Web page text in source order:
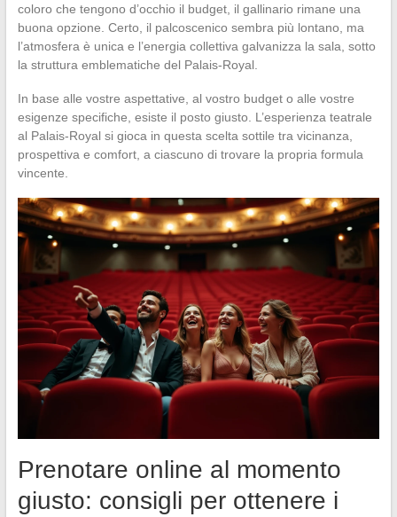
coloro che tengono d’occhio il budget, il gallinario rimane una
buona opzione. Certo, il palcoscenico sembra più lontano, ma
l’atmosfera è unica e l’energia collettiva galvanizza la sala, sotto
la struttura emblematiche del Palais-Royal.
In base alle vostre aspettative, al vostro budget o alle vostre
esigenze specifiche, esiste il posto giusto. L’esperienza teatrale
al Palais-Royal si gioca in questa scelta sottile tra vicinanza,
prospettiva e comfort, a ciascuno di trovare la propria formula
vincente.
Prenotare online al momento
giusto: consigli per ottenere i